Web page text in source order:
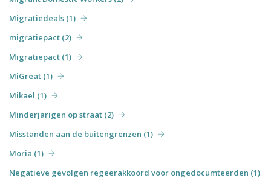
Migratiedeals (1)
migratiepact (2)
Migratiepact (1)
MiGreat (1)
Mikael (1)
Minderjarigen op straat (2)
Misstanden aan de buitengrenzen (1)
Moria (1)
Negatieve gevolgen regeerakkoord voor ongedocumteerden (1)